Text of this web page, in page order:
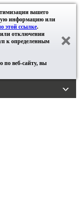
вашего
информацию или
этой ссылке.
отключении
к определенным
по веб-сайту, вы